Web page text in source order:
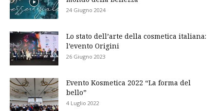
24 Giugno 2024
Lo stato dell’arte della cosmetica italiana:
l’evento Origini
26 Giugno 2023
Evento Kosmetica 2022 “La forma del
bello”
4 Luglio 2022